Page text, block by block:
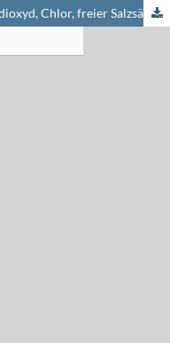
Beitrag zur Bestimmung von Chlordioxyd, Chlor, freier Salzsäure und Chlorid-Chlor in Chlordioxydlösungen, wie sie beim Kesting-Prozeß anfallen